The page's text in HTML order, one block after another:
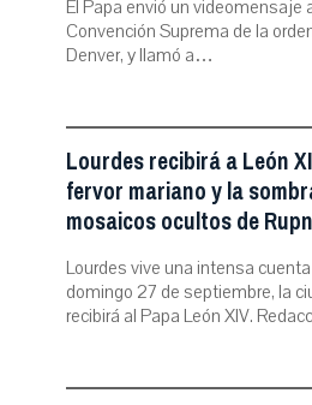
El Papa envió un videomensaje
Convención Suprema de la
Denver, y llamó a…
Lourdes recibirá a León
fervor mariano y la
mosaicos ocultos de
Lourdes vive una intensa
domingo 27 de septiembre, la
recibirá al Papa León XIV.